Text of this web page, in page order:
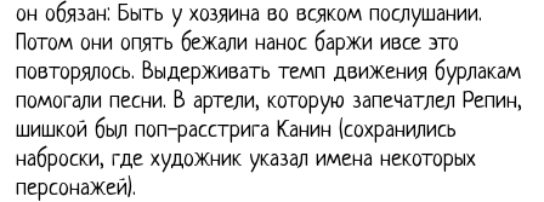
он обязан: Быть у хозяина во всяком послушании.
Потом они опять бежали нанос баржи ивсе это
повторялось. Выдерживать темп движения бурлакам
помогали песни. В артели, которую запечатлел Репин,
шишкой был поп-расстрига Канин (сохранились
наброски, где художник указал имена некоторых
персонажей).